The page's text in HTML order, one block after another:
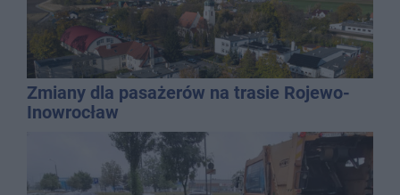
Zmiany dla pasażerów na trasie Rojewo-
Inowrocław